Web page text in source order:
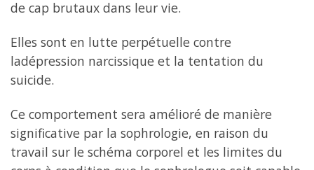
de cap brutaux dans leur vie.
Elles sont en lutte perpétuelle contre
ladépression narcissique et la tentation du
suicide.
Ce comportement sera amélioré de manière
significative par la sophrologie, en raison du
travail sur le schéma corporel et les limites du